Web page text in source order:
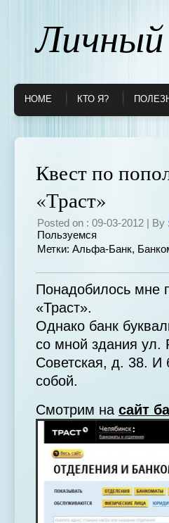
Личный
HOME КТО Я?
Квест по
«Траст»
Posted on : 09-03-2012 | By :
Пользуемся
Метки: Альфа-Банк,
Понадобилось мне
«Траст».
Однако банк
со мной здания ул.
Советская, д. 38. И
собой.
Смотрим на сайт